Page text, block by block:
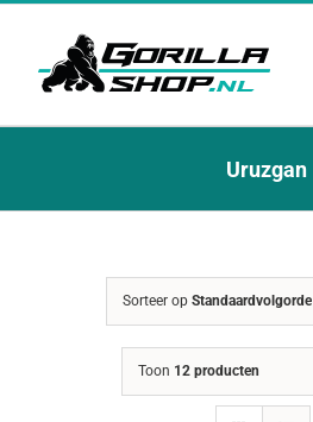
Ga
Uruzgan
Sorteer op Standaardvolgorde
Toon 12 producten